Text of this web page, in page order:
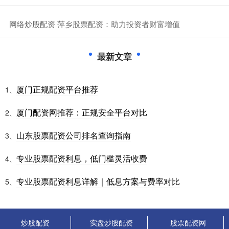
​网络炒股配资 萍乡股票配资：助力投资者财富增值
最新文章
1、 厦门正规配资平台推荐
2、 厦门配资网推荐：正规安全平台对比
3、 山东股票配资公司排名查询指南
4、 专业股票配资利息，低门槛灵活收费
5、 专业股票配资利息详解｜低息方案与费率对比
炒股配资 实盘炒股配资 股票配资网